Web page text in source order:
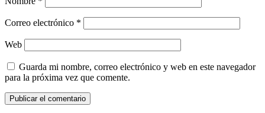
Correo electrónico *
Web
Guarda mi nombre, correo electrónico y web en este navegador
para la próxima vez que comente.